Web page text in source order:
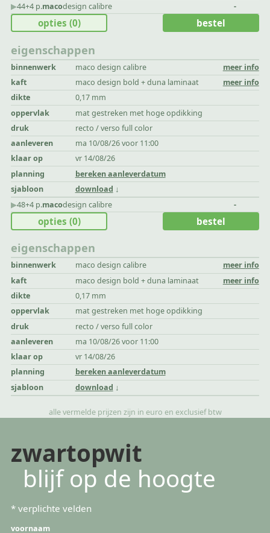
▶︎44+4 p.macodesign calibre -
eigenschappen
binnenwerk maco design calibre
meer info
kaft
maco design bold + duna laminaat
meer info
dikte
0,17 mm
oppervlak
mat gestreken met hoge opdikking
druk
recto / verso full color
aanleveren
ma 10/08/26 voor 11:00
klaar op
vr 14/08/26
planning
bereken aanleverdatum
sjabloon
download
opties (0) bestel
▶︎48+4 p.macodesign calibre -
eigenschappen
binnenwerk maco design calibre
meer info
kaft
maco design bold + duna laminaat
meer info
dikte
0,17 mm
oppervlak
mat gestreken met hoge opdikking
druk
recto / verso full color
aanleveren
ma 10/08/26 voor 11:00
klaar op
vr 14/08/26
planning
bereken aanleverdatum
sjabloon
download
opties (0) bestel
alle vermelde prijzen zijn in euro en exclusief btw
zwartopwit
blijf op de hoogte
* verplichte velden
voornaam